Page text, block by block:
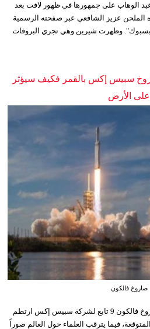
الوهاب على جمهورها في ظهور لافت بعد
عزيز الشافعي عبر صفحته الرسمية
وظهرت شيرين وهي تجري البروفات
سبيس إكس بالقمر فكيف سيؤثر
على الأرض
صاروخ فالكون
يُعتقد أن جزءاً ضخماً تائهاً من صاروخ فالكون 9 تابع لشركة سبيس إكس ارتطم
فيما يترقب العلماء حول العالم صوراً